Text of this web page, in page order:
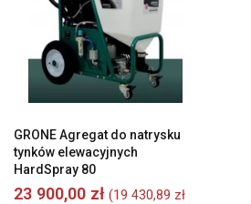
GRONE Agregat do natrysku
tynków elewacyjnych
HardSpray 80
23 900,00 zł (19 430,89 zł